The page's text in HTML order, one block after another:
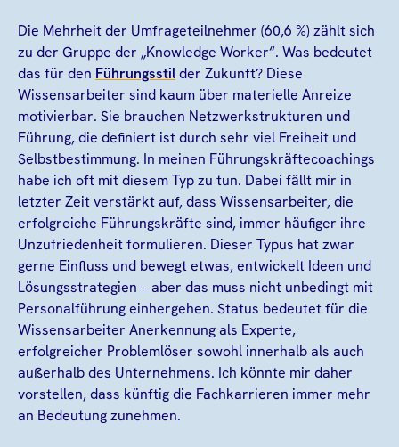
Die Mehrheit der Umfrageteilnehmer (60,6 %) zählt sich
zu der Gruppe der „Knowledge Worker“. Was bedeutet
das für den Führungsstilder Zukunft? Diese
Wissensarbeiter sind kaum über materielle Anreize
motivierbar. Sie brauchen Netzwerkstrukturen und
Führung, die definiert ist durch sehr viel Freiheit und
Selbstbestimmung. In meinen Führungskräftecoachings
habe ich oft mit diesem Typ zu tun. Dabei fällt mir in
letzter Zeit verstärkt auf, dass Wissensarbeiter, die
erfolgreiche Führungskräfte sind, immer häufiger ihre
Unzufriedenheit formulieren. Dieser Typus hat zwar
gerne Einfluss und bewegt etwas, entwickelt Ideen und
Lösungsstrategien – aber das muss nicht unbedingt mit
Personalführung einhergehen. Status bedeutet für die
Wissensarbeiter Anerkennung als Experte,
erfolgreicher Problemlöser sowohl innerhalb als auch
außerhalb des Unternehmens. Ich könnte mir daher
vorstellen, dass künftig die Fachkarrieren immer mehr
an Bedeutung zunehmen.